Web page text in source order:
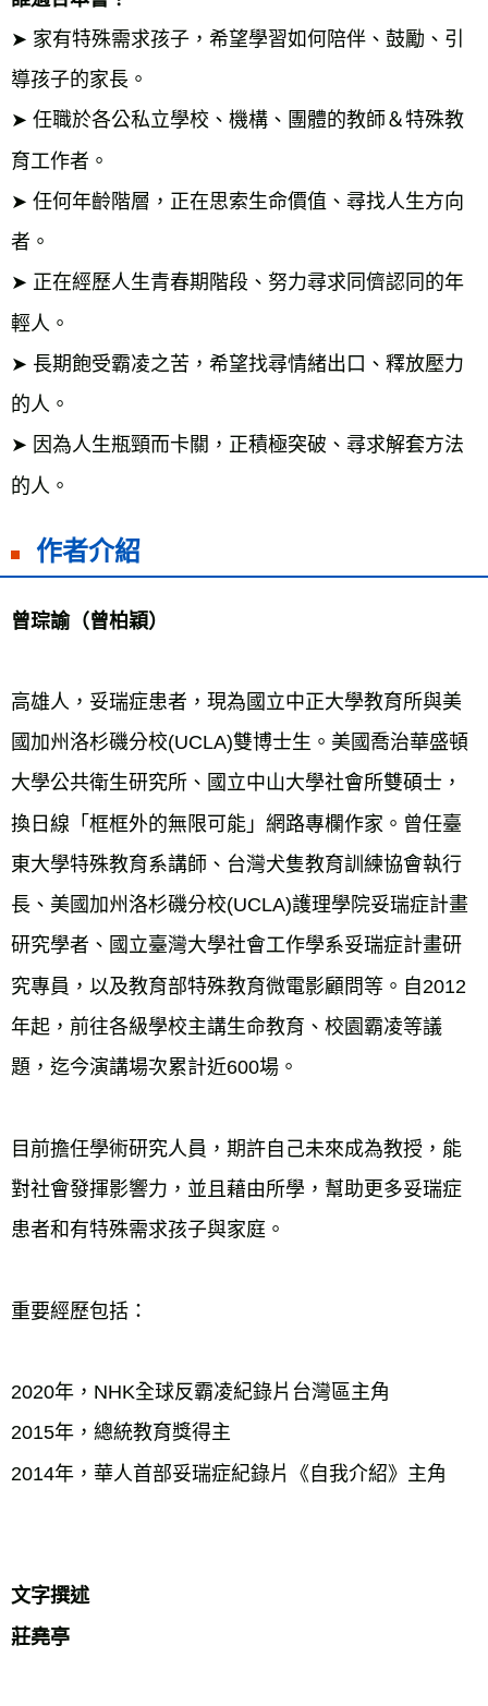
➤ 家有特殊需求孩子，希望學習如何陪伴、鼓勵、引
導孩子的家長。
➤ 任職於各公私立學校、機構、團體的教師＆特殊教
育工作者。
➤ 任何年齡階層，正在思索生命價值、尋找人生方向
者。
➤ 正在經歷人生青春期階段、努力尋求同儕認同的年
輕人。
➤ 長期飽受霸凌之苦，希望找尋情緒出口、釋放壓力
的人。
➤ 因為人生瓶頸而卡關，正積極突破、尋求解套方法
作者介紹
曾琮諭（曾柏穎）
高雄人，妥瑞症患者，現為國立中正大學教育所與美
國加州洛杉磯分校(UCLA)雙博士生。美國喬治華盛頓
大學公共衛生研究所、國立中山大學社會所雙碩士，
換日線「框框外的無限可能」網路專欄作家。曾任臺
東大學特殊教育系講師、台灣犬隻教育訓練協會執行
長、美國加州洛杉磯分校(UCLA)護理學院妥瑞症計畫
研究學者、國立臺灣大學社會工作學系妥瑞症計畫研
究專員，以及教育部特殊教育微電影顧問等。自2012
年起，前往各級學校主講生命教育、校園霸凌等議
題，迄今演講場次累計近600場。
目前擔任學術研究人員，期許自己未來成為教授，能
對社會發揮影響力，並且藉由所學，幫助更多妥瑞症
患者和有特殊需求孩子與家庭。
重要經歷包括：
2020年，NHK全球反霸凌紀錄片台灣區主角
2015年，總統教育獎得主
2014年，華人首部妥瑞症紀錄片《自我介紹》主角
文字撰述
莊堯亭